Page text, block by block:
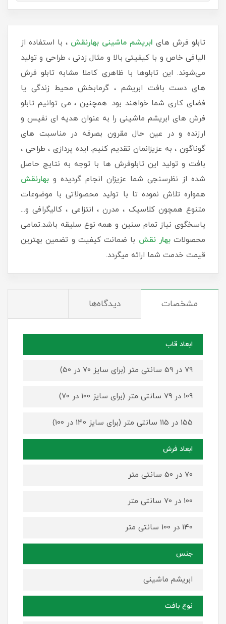
تابلو فرش های ابریشم ماشینی بهارنقش ، با استفاده از
الیافی خاص و با کیفیتی بالا و مثال زدنی ، طراحی و تولید
می‌شوند. این تابلوها با ظاهری کاملا مشابه تابلو فرش
های دست بافت ابریشم ، گرمابخش محیط زندگی یا
فضای کاری شما خواهند بود. همچنین ، می توانیم تابلو
فرش های ابریشم ماشینی را به عنوان هدیه ای نفیس و
ارزنده و در عین حال مقرون بصرفه در مناسبت های
گوناگون ، به عزیزانمان تقدیم کنیم. ایده پردازی ، طراحی ،
بافت و تولید این تابلوفرش ها با توجه به نتایج حاصل
شده از نظرسنجی شما عزیزان انجام گردیده و بهارنقش
همواره تلاش نموده تا با تولید محصولاتی با موضوعات
متنوع همچون کلاسیک ، مدرن ، انتزاعی ، کالیگرافی و...
پاسخگوی نیاز تمام سنین و همه نوع سلیقه باشد.تمامی
محصولاتبهار نقش با ضمانت کیفیت و تضمین بهترین
قیمت خدمت شما ارائه میگردد.
مشخصات دیدگاه‌ها
ابعاد قاب
79 در 59 سانتی متر (برای سایز 70 در 50)
109 در 79 سانتی متر (برای سایز 100 در 70)
155 در 115 سانتی متر (برای سایز 140 در 100)
ابعاد فرش
70 در 50 سانتی متر
100 در 70 سانتی متر
140 در 100 سانتی متر
جنس
ابریشم ماشینی
نوع بافت